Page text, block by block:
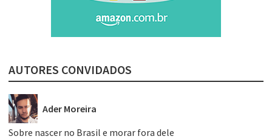
AUTORES CONVIDADOS
Ader Moreira
Sobre nascer no Brasil e morar fora dele